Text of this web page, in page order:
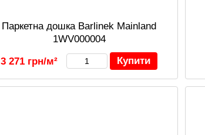
Паркетна дошка Barlinek Mainland
1WV000004
3 271 грн/м² Купити